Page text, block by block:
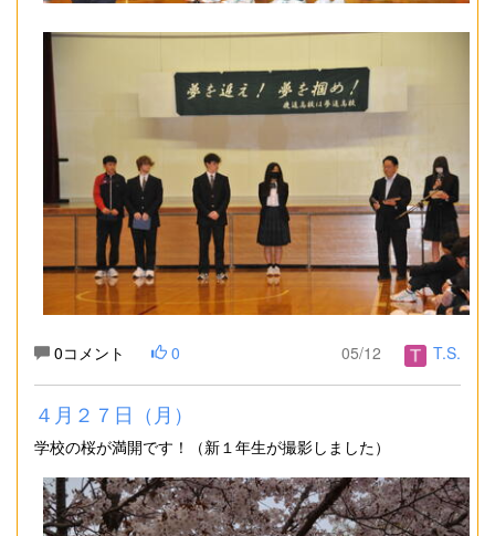
0コメント 0 05/12 T.S.
４月２７日（月）
学校の桜が満開です！（新１年生が撮影しました）